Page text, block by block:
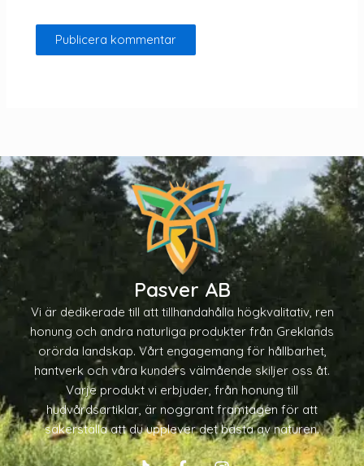
Pasver AB
Vi är dedikerade till att tillhandahålla högkvalitativ, ren
honung och andra naturliga produkter från Greklands
orörda landskap. Vårt engagemang för hållbarhet,
hantverk och våra kunders välmående skiljer oss åt.
Varje produkt vi erbjuder, från honung till
hudvårdsartiklar, är noggrant framtagen för att
säkerställa att du upplever det bästa av naturen.